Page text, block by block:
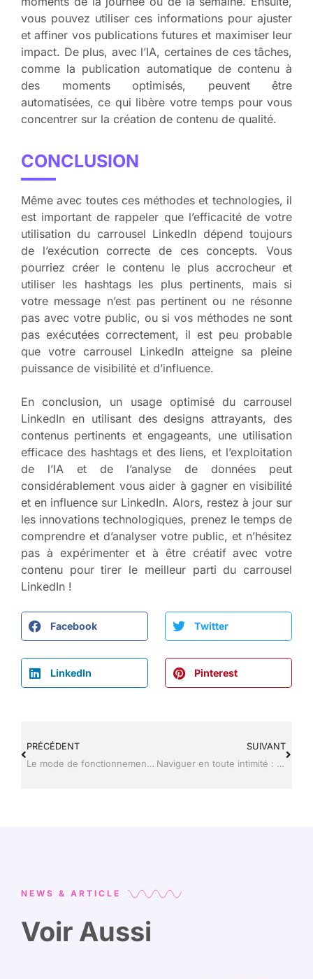
vous pouvez utiliser ces informations pour ajuster
et affiner vos publications futures et maximiser leur
impact. De plus, avec l’IA, certaines de ces tâches,
comme la publication automatique de contenu à
des moments optimisés, peuvent être
automatisées, ce qui libère votre temps pour vous
concentrer sur la création de contenu de qualité.
CONCLUSION
Même avec toutes ces méthodes et technologies, il
est important de rappeler que l’efficacité de votre
utilisation du carrousel LinkedIn dépend toujours
de l’exécution correcte de ces concepts. Vous
pourriez créer le contenu le plus accrocheur et
utiliser les hashtags les plus pertinents, mais si
votre message n’est pas pertinent ou ne résonne
pas avec votre public, ou si vos méthodes ne sont
pas exécutées correctement, il est peu probable
que votre carrousel LinkedIn atteigne sa pleine
puissance de visibilité et d’influence.
En conclusion, un usage optimisé du carrousel
LinkedIn en utilisant des designs attrayants, des
contenus pertinents et engageants, une utilisation
efficace des hashtags et des liens, et l’exploitation
de l’IA et de l’analyse de données peut
considérablement vous aider à gagner en visibilité
et en influence sur LinkedIn. Alors, restez à jour sur
les innovations technologiques, prenez le temps de
comprendre et d’analyser votre public, et n’hésitez
pas à expérimenter et à être créatif avec votre
contenu pour tirer le meilleur parti du carrousel
LinkedIn !
Facebook Twitter
LinkedIn Pinterest
PRÉCÉDENT
Le mode de fonctionnement du site Temu
SUIVANT
Naviguer en toute intimité : démasquer les visiteurs de votre profil Instagram- Réalité ou Mythe ?
NEWS & ARTICLE
Voir Aussi